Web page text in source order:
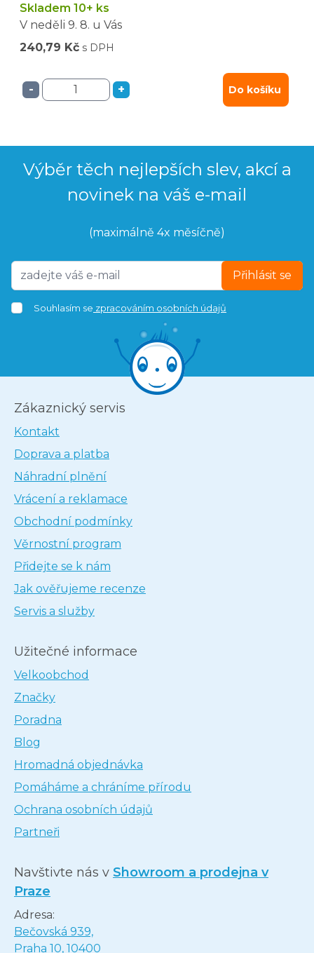
Skladem 10+ ks
V neděli 9. 8. u Vás
240,79 Kč s DPH
- + Do košíku
Výběr těch nejlepších slev, akcí a
novinek na váš e-mail
(maximálně 4x měsíčně)
Přihlásit se
Souhlasím se zpracováním osobních údajů
Zákaznický servis
Kontakt
Doprava a platba
Náhradní plnění
Vrácení a reklamace
Obchodní podmínky
Věrnostní program
Přidejte se k nám
Jak ověřujeme recenze
Servis a služby
Užitečné informace
Velkoobchod
Značky
Poradna
Blog
Hromadná objednávka
Pomáháme a chráníme přírodu
Ochrana osobních údajů
Partneři
Navštivte nás v Showroom a prodejna v
Praze
Adresa:
Bečovská 939,
Praha 10, 10400